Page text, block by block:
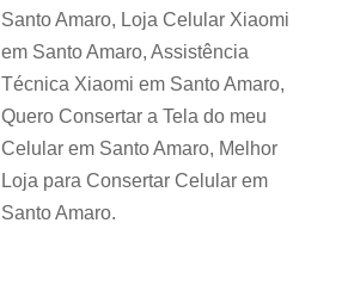
Santo Amaro, Loja Celular Xiaomi
em Santo Amaro, Assistência
Técnica Xiaomi em Santo Amaro,
Quero Consertar a Tela do meu
Celular em Santo Amaro, Melhor
Loja para Consertar Celular em
Santo Amaro.